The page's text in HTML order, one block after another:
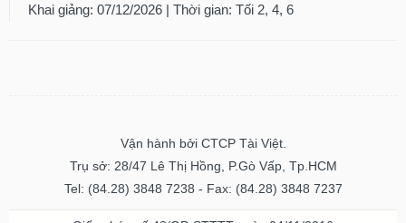
Khai giảng: 07/12/2026 | Thời gian: Tối 2, 4, 6
Vận hành bởi CTCP Tài Việt.
Trụ sở: 28/47 Lê Thị Hồng, P.Gò Vấp, Tp.HCM
Tel: (84.28) 3848 7238 - Fax: (84.28) 3848 7237